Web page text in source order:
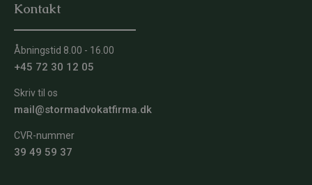
Kontakt
Åbningstid 8.00 - 16.00
+45 72 30 12 05
Skriv til os
mail@stormadvokatfirma.dk
CVR-nummer
39 49 59 37